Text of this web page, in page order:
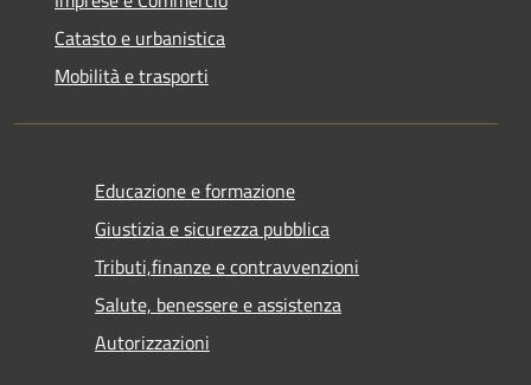
Catasto e urbanistica
Mobilità e trasporti
Educazione e formazione
Giustizia e sicurezza pubblica
Tributi,finanze e contravvenzioni
Salute, benessere e assistenza
Autorizzazioni